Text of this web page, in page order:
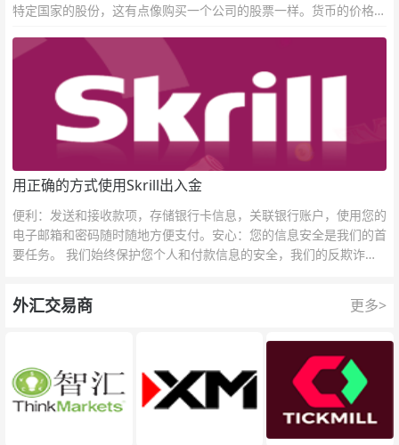
特定国家的股份，这有点像购买一个公司的股票一样。货币的价格直
用正确的方式使用Skrill出入金
便利：发送和接收款项，存储银行卡信息，关联银行账户，使用您的
电子邮箱和密码随时随地方便支付。安心：您的信息安全是我们的首
要任务。 我们始终保护您个人和付款信息的安全，我们的反欺诈团
外汇交易商 更多>